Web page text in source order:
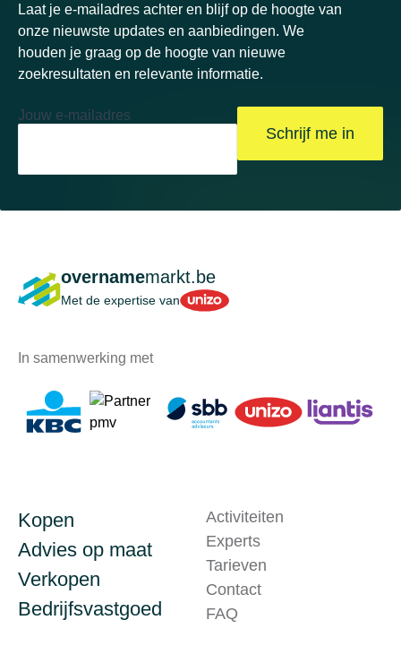
Laat je e-mailadres achter en blijf op de hoogte van
onze nieuwste updates en aanbiedingen. We
houden je graag op de hoogte van nieuwe
zoekresultaten en relevante informatie.
Jouw e-mailadres
Schrijf me in
overnamemarkt.be
Met de expertise vanUnizo
In samenwerking met
Kopen
Advies op maat
Verkopen
Bedrijfsvastgoed
Activiteiten
Experts
Tarieven
Contact
FAQ